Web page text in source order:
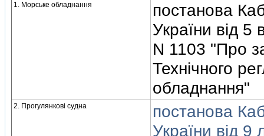
1. Морське обладнання
постанова
України вiд 5
N 1103 "Про
Технiчного
обладнання"
2. Прогулянковi судна
постанова
України вiд 9